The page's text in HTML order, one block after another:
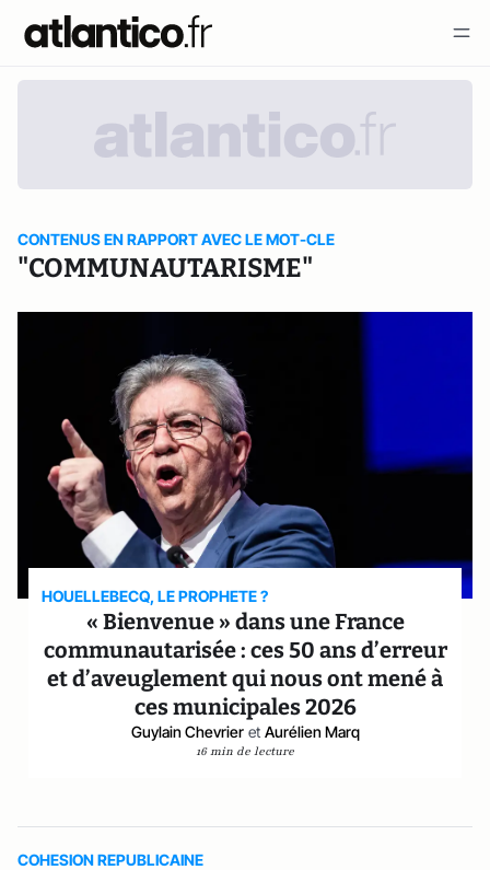
CONTENUS EN RAPPORT AVEC LE MOT-CLE
"COMMUNAUTARISME"
HOUELLEBECQ, LE PROPHETE ?
« Bienvenue » dans une France
communautarisée : ces 50 ans d’erreur
et d’aveuglement qui nous ont mené à
ces municipales 2026
Guylain Chevrier et Aurélien Marq
16 min de lecture
COHESION REPUBLICAINE